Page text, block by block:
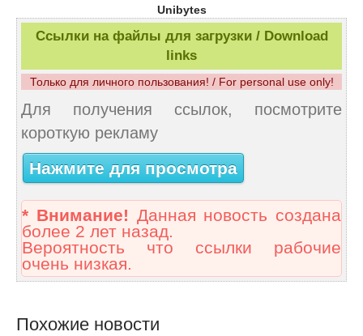
Unibytes
Ссылки на файлы для загрузки / Download
links
Только для личного пользования! / For personal use only!
Для получения ссылок, посмотрите
короткую рекламу
Нажмите для просмотра
* Внимание! Данная новость создана
более 2 лет назад.
Вероятность что ссылки рабочие
очень низкая.
Похожие новости